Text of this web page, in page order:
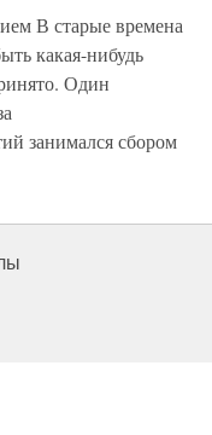
В старые времена
какая-нибудь
Один
занимался сбором